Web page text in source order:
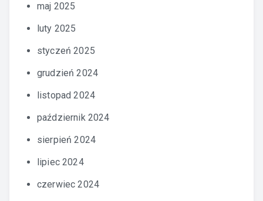
maj 2025
luty 2025
styczeń 2025
grudzień 2024
listopad 2024
październik 2024
sierpień 2024
lipiec 2024
czerwiec 2024